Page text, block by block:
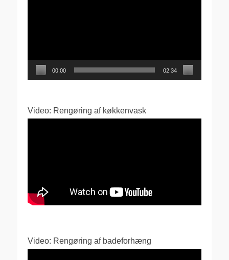
00:00 02:34
Video: Rengøring af køkkenvask
Video: Rengøring af badeforhæng